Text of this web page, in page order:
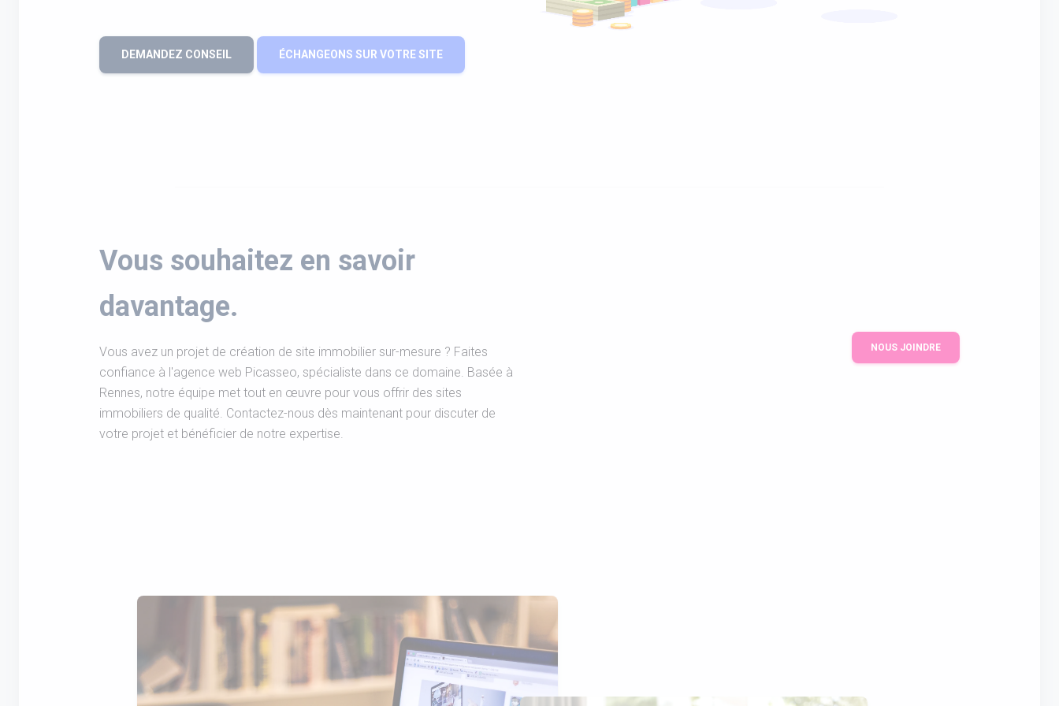
DEMANDEZ CONSEIL ÉCHANGEONS SUR VOTRE SITE
Vous souhaitez en savoir
davantage.
Vous avez un projet de création de site immobilier sur-mesure ? Faites
confiance à l'agence web Picasseo, spécialiste dans ce domaine. Basée à
Rennes, notre équipe met tout en œuvre pour vous offrir des sites
immobiliers de qualité. Contactez-nous dès maintenant pour discuter de
votre projet et bénéficier de notre expertise.
NOUS JOINDRE